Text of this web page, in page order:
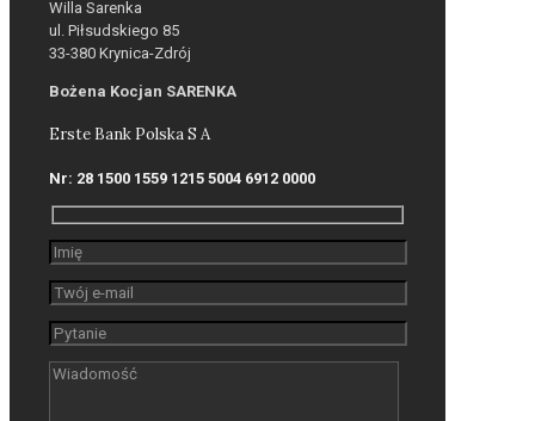
Willa Sarenka
ul. Piłsudskiego 85
33-380 Krynica-Zdrój
Bożena Kocjan SARENKA
Erste Bank Polska S A
Nr: 28 1500 1559 1215 5004 6912 0000